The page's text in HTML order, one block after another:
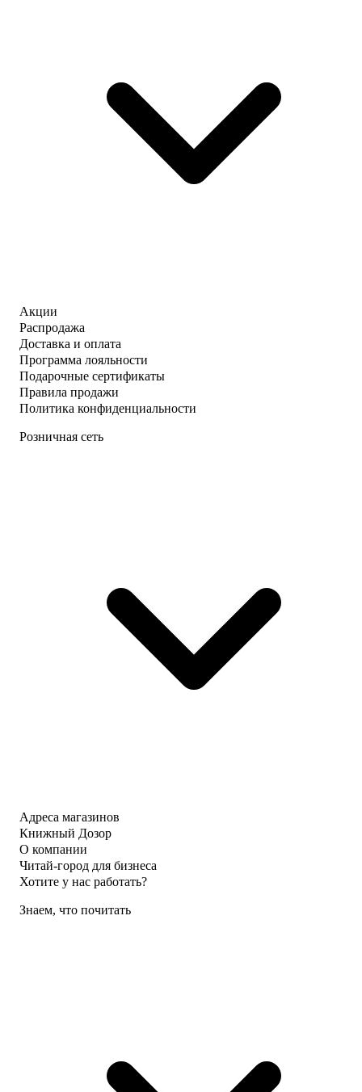
Акции
Распродажа
Доставка и оплата
Программа лояльности
Подарочные сертификаты
Правила продажи
Политика конфиденциальности
Розничная сеть
Адреса магазинов
Книжный Дозор
О компании
Читай-город для бизнеса
Хотите у нас работать?
Знаем, что почитать